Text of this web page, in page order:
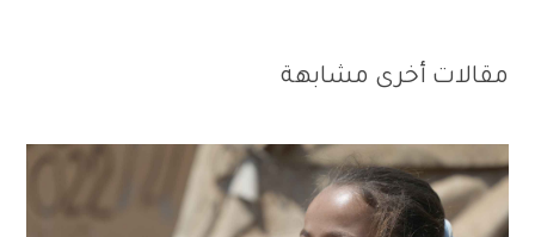
مقالات أخرى مشابهة